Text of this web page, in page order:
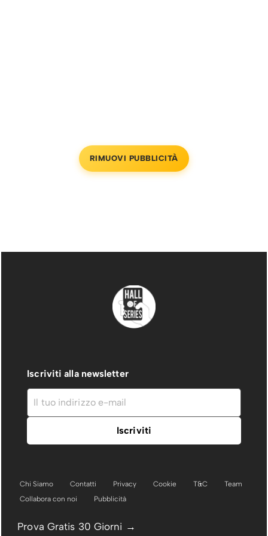
RIMUOVI PUBBLICITÀ
Iscriviti alla newsletter
Chi Siamo Contatti Privacy Cookie T&C
Team
Collabora con noi
Pubblicità
Prova Gratis 30 Giorni →